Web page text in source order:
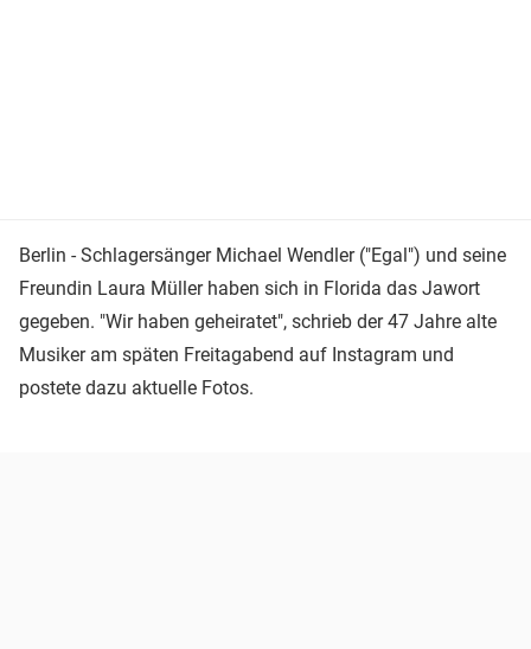
Berlin - Schlagersänger Michael Wendler ("Egal") und seine
Freundin Laura Müller haben sich in Florida das Jawort
gegeben. "Wir haben geheiratet", schrieb der 47 Jahre alte
Musiker am späten Freitagabend auf Instagram und
postete dazu aktuelle Fotos.